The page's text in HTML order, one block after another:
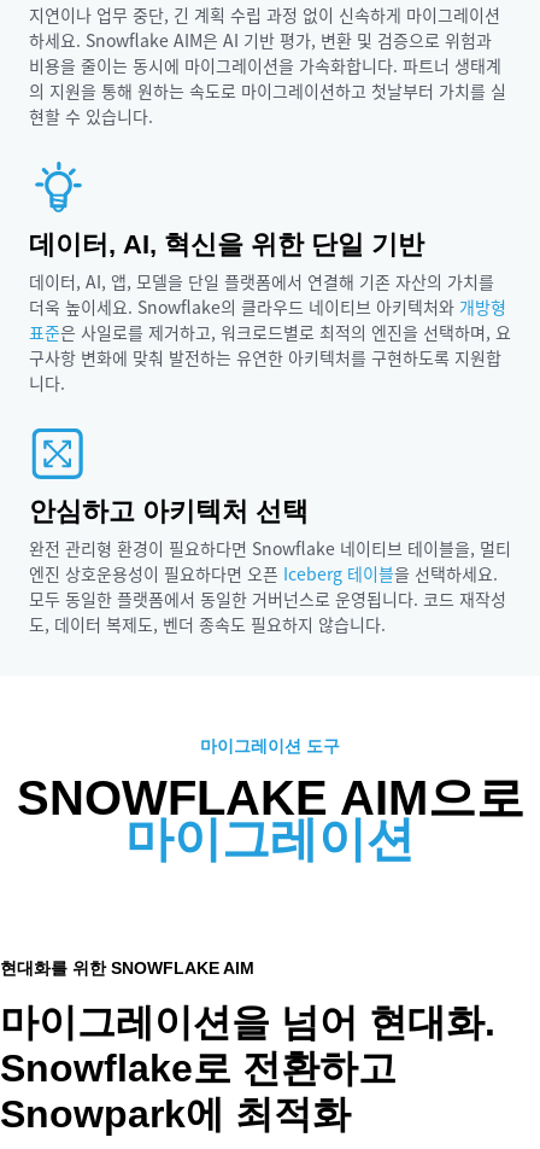
지연이나 업무 중단, 긴 계획 수립 과정 없이 신속하게 마이그레이션
하세요. Snowflake AIM은 AI 기반 평가, 변환 및 검증으로 위험과
비용을 줄이는 동시에 마이그레이션을 가속화합니다. 파트너 생태계
의 지원을 통해 원하는 속도로 마이그레이션하고 첫날부터 가치를 실
현할 수 있습니다.
데이터, AI, 혁신을 위한 단일 기반
데이터, AI, 앱, 모델을 단일 플랫폼에서 연결해 기존 자산의 가치를
더욱 높이세요. Snowflake의 클라우드 네이티브 아키텍처와 개방형
표준은 사일로를 제거하고, 워크로드별로 최적의 엔진을 선택하며, 요
구사항 변화에 맞춰 발전하는 유연한 아키텍처를 구현하도록 지원합
니다.
안심하고 아키텍처 선택
완전 관리형 환경이 필요하다면 Snowflake 네이티브 테이블을, 멀티
엔진 상호운용성이 필요하다면 오픈 Iceberg 테이블을 선택하세요.
모두 동일한 플랫폼에서 동일한 거버넌스로 운영됩니다. 코드 재작성
도, 데이터 복제도, 벤더 종속도 필요하지 않습니다.
마이그레이션 도구
SNOWFLAKE AIM으로
마이그레이션
현대화를 위한 SNOWFLAKE AIM
마이그레이션을 넘어 현대화.
Snowflake로 전환하고
Snowpark에 최적화